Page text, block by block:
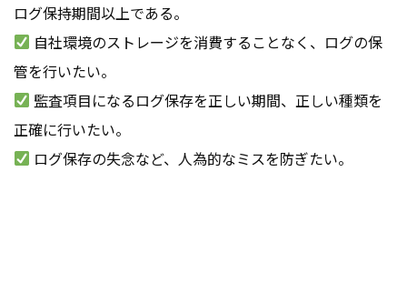
ログ保持期間以上である。
自社環境のストレージを消費することなく、ログの保
管を行いたい。
監査項目になるログ保存を正しい期間、正しい種類を
正確に行いたい。
ログ保存の失念など、人為的なミスを防ぎたい。